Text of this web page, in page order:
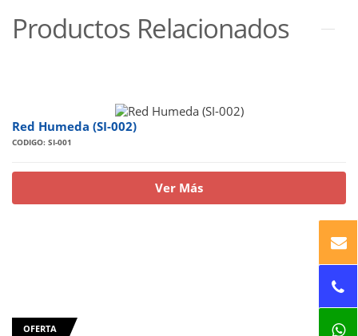
Productos Relacionados
Red Humeda (SI-002)
CODIGO: SI-001
Ver Más
OFERTA